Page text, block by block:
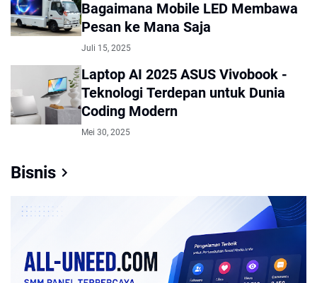
Bagaimana Mobile LED Membawa
Pesan ke Mana Saja
Juli 15, 2025
Laptop AI 2025 ASUS Vivobook -
Teknologi Terdepan untuk Dunia
Coding Modern
Mei 30, 2025
Bisnis